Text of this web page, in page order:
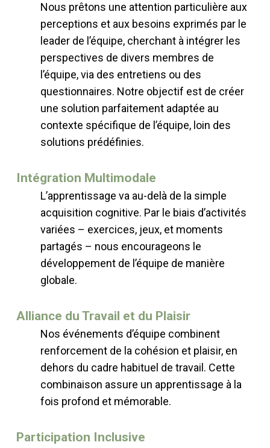
Nous prêtons une attention particulière aux
perceptions et aux besoins exprimés par le
leader de l’équipe, cherchant à intégrer les
perspectives de divers membres de
l’équipe, via des entretiens ou des
questionnaires. Notre objectif est de créer
une solution parfaitement adaptée au
contexte spécifique de l’équipe, loin des
solutions prédéfinies.
Intégration Multimodale
L’apprentissage va au-delà de la simple
acquisition cognitive. Par le biais d’activités
variées – exercices, jeux, et moments
partagés – nous encourageons le
développement de l’équipe de manière
globale.
Alliance du Travail et du Plaisir
Nos événements d’équipe combinent
renforcement de la cohésion et plaisir, en
dehors du cadre habituel de travail. Cette
combinaison assure un apprentissage à la
fois profond et mémorable.
Participation Inclusive